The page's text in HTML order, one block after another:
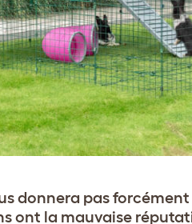
donnera pas forcément
ont la mauvaise